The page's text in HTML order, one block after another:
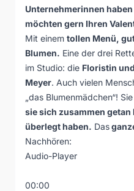
Unternehmerinnen
möchten gern Ihren
Mit einem tollen Menü,
Blumen. Eine der drei
im Studio: die Floristin
Meyer. Auch vielen
„das Blumenmädchen“!
sie sich zusammen getan
überlegt haben. Das
Nachhören:
Audio-Player
00:00